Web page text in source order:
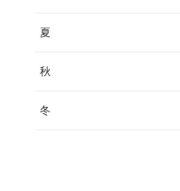
夏
秋
冬